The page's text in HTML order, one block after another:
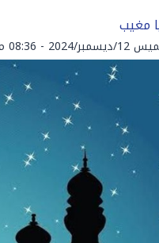
مغيب
2024 - 08:36 م